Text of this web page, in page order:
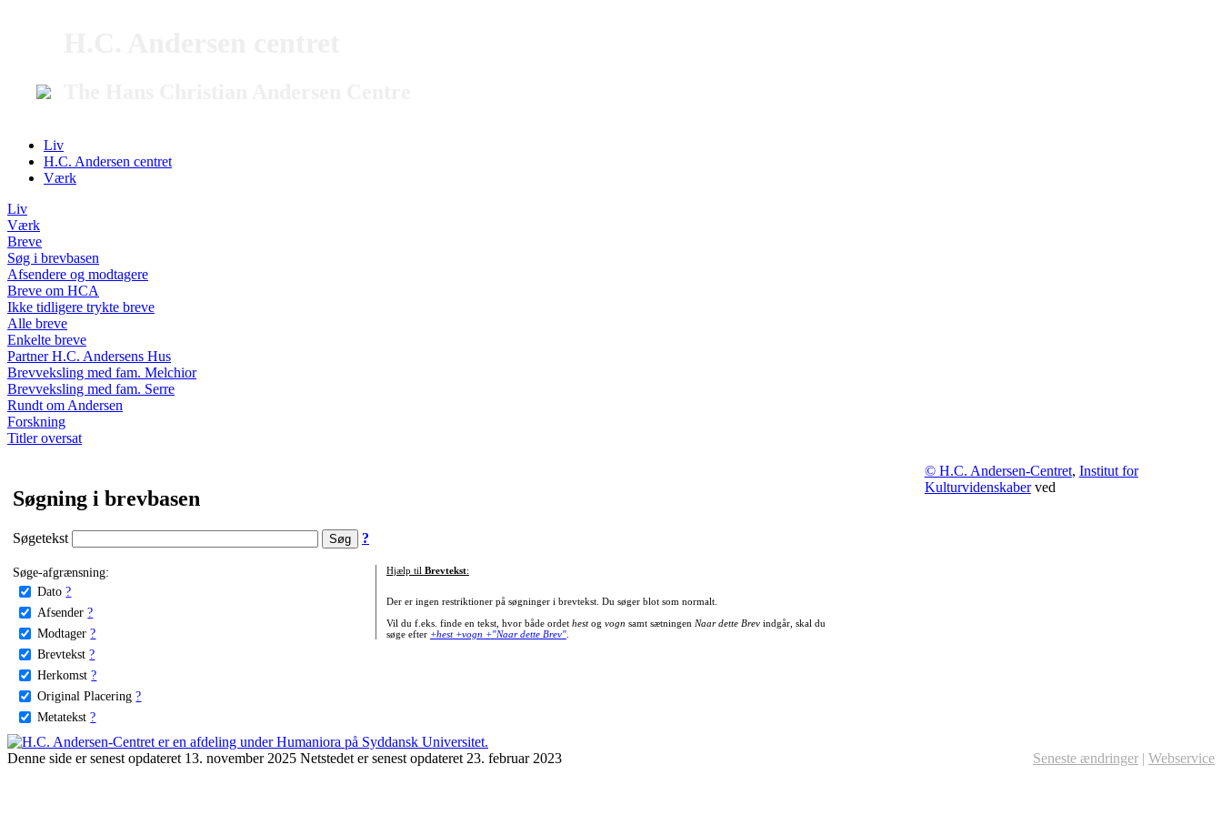
Liv
H.C. Andersen centret
Værk
Liv
Værk
Breve
Søg i brevbasen
Afsendere og modtagere
Breve om HCA
Ikke tidligere trykte breve
Alle breve
Enkelte breve
Partner H.C. Andersens Hus
Brevveksling med fam. Melchior
Brevveksling med fam. Serre
Rundt om Andersen
Forskning
Titler oversat
Søgning i brevbasen
Søgetekst ?
Søge-afgrænsning:
Dato ?
Afsender ?
Modtager ?
Brevtekst ?
Herkomst ?
Original Placering ?
Metatekst ?
Hjælp til Brevtekst:
Der er ingen restriktioner på søgninger i brevtekst. Du søger blot som normalt.
Vil du f.eks. finde en tekst, hvor både ordet hestog vogn samt sætningen Naar dette Brevindgår, skal du
søge efter +hest +vogn +"Naar dette Brev".
© H.C. Andersen-Centret, Institut for
Kulturvidenskaberved
Denne side er senest opdateret 13. november 2025 Netstedet er senest opdateret 23. februar 2023 Seneste ændringer | Webservice